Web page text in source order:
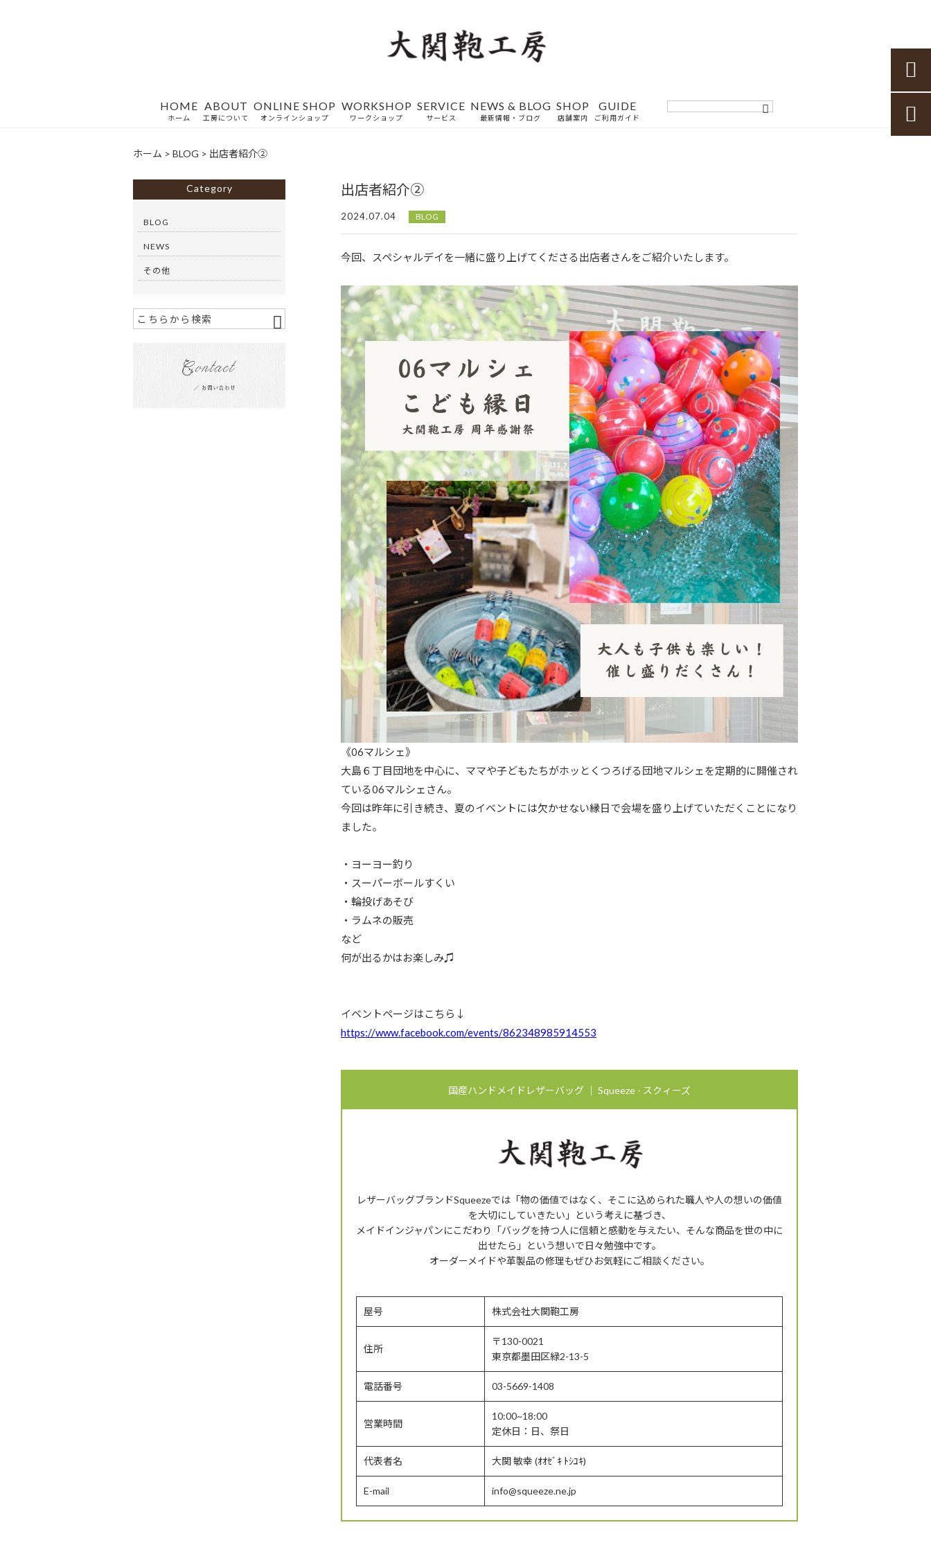
HOME
ホーム
ABOUT
工房について
ONLINE SHOP
オンラインショップ
WORKSHOP
ワークショップ
SERVICE
サービス
NEWS & BLOG
最新情報・ブログ
SHOP
店舗案内
GUIDE
ご利用ガイド
ホーム > BLOG > 出店者紹介②
出店者紹介②
2024.07.04 BLOG
今回、スペシャルデイを一緒に盛り上げてくださる出店者さんをご紹介いたします。
《06マルシェ》
大島６丁目団地を中心に、ママや子どもたちがホッとくつろげる団地マルシェを定期的に開催され
ている06マルシェさん。
今回は昨年に引き続き、夏のイベントには欠かせない縁日で会場を盛り上げていただくことになり
ました。
・ヨーヨー釣り
・スーパーボールすくい
・輪投げあそび
・ラムネの販売
など
何が出るかはお楽しみ♫
イベントページはこちら↓
https://www.facebook.com/events/862348985914553
国産ハンドメイドレザーバッグ ｜ Squeeze - スクィーズ
レザーバッグブランドSqueezeでは「物の価値ではなく、そこに込められた職人や人の想いの価値
を大切にしていきたい」という考えに基づき、
メイドインジャパンにこだわり「バッグを持つ人に信頼と感動を与えたい、そんな商品を世の中に
出せたら」という想いで日々勉強中です。
オーダーメイドや革製品の修理もぜひお気軽にご相談ください。
屋号 株式会社大関鞄工房
住所
〒130-0021
東京都墨田区緑2-13-5
電話番号 03-5669-1408
営業時間
10:00~18:00
定休日：日、祭日
代表者名 大関 敏幸 (ｵｵｾﾞｷ ﾄｼﾕｷ)
E-mail info@squeeze.ne.jp
Category
BLOG
NEWS
その他

